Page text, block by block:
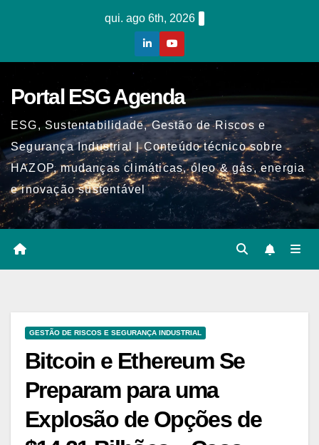
qui. ago 6th, 2026
Portal ESG Agenda
ESG, Sustentabilidade, Gestão de Riscos e
Segurança Industrial | Conteúdo técnico sobre
HAZOP, mudanças climáticas, óleo & gás, energia
e inovação sustentável
GESTÃO DE RISCOS E SEGURANÇA INDUSTRIAL
Bitcoin e Ethereum Se
Preparam para uma
Explosão de Opções de